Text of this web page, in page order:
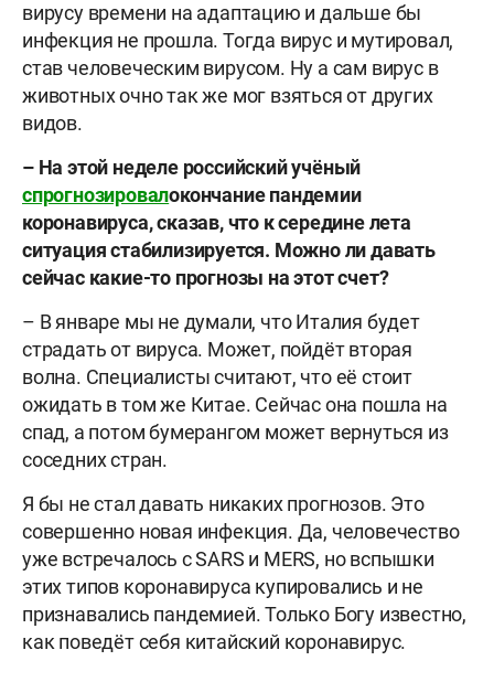
вирусу времени на адаптацию и дальше бы
инфекция не прошла. Тогда вирус и мутировал,
став человеческим вирусом. Ну а сам вирус в
животных очно так же мог взяться от других
видов.
– На этой неделе российский учёный
спрогнозировалокончание пандемии
коронавируса, сказав, что к середине лета
ситуация стабилизируется. Можно ли давать
сейчас какие-то прогнозы на этот счет?
– В январе мы не думали, что Италия будет
страдать от вируса. Может, пойдёт вторая
волна. Специалисты считают, что её стоит
ожидать в том же Китае. Сейчас она пошла на
спад, а потом бумерангом может вернуться из
соседних стран.
Я бы не стал давать никаких прогнозов. Это
совершенно новая инфекция. Да, человечество
уже встречалось с SARS и MERS, но вспышки
этих типов коронавируса купировались и не
признавались пандемией. Только Богу известно,
как поведёт себя китайский коронавирус.